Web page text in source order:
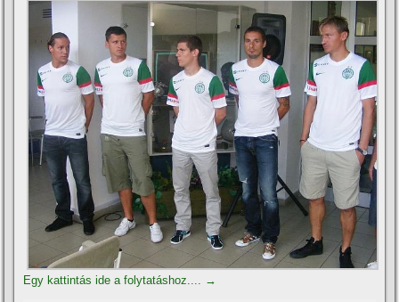
Egy kattintás ide a folytatáshoz.... →